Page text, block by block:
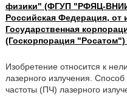
физики" (ФГУП "РФЯЦ-
Российская Федерация, от
Государственная
(Госкорпорация "Росатом")
Изобретение относится к
лазерного излучения.
частоты (ПЧ) лазерного